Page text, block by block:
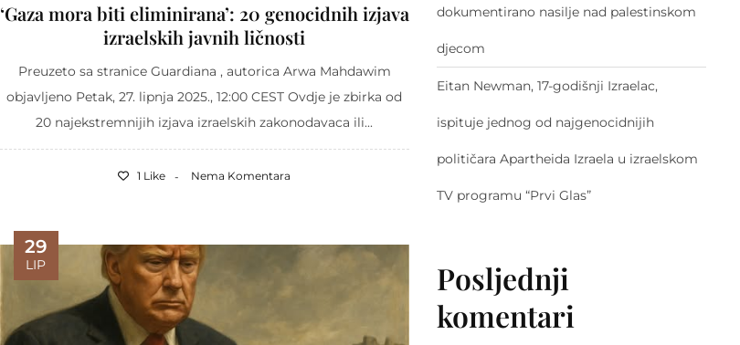
‘Gaza mora biti eliminirana’: 20 genocidnih izjava
izraelskih javnih ličnosti
Preuzeto sa stranice Guardiana , autorica Arwa Mahdawim
objavljeno Petak, 27. lipnja 2025., 12:00 CEST Ovdje je zbirka od
20 najekstremnijih izjava izraelskih zakonodavaca ili...
1 Like Nema Komentara
29
LIP
dokumentirano nasilje nad palestinskom
djecom
Eitan Newman, 17-godišnji Izraelac,
ispituje jednog od najgenocidnijih
političara Apartheida Izraela u izraelskom
TV programu “Prvi Glas”
Posljednji
komentari